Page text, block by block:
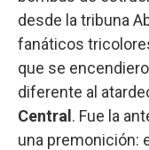
desde la tribuna
fanáticos
que se
diferente al
Central . Fue la
una premonición: